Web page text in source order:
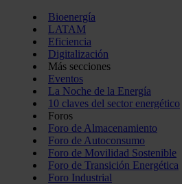
Bioenergía
LATAM
Eficiencia
Digitalización
Más secciones
Eventos
La Noche de la Energía
10 claves del sector energético
Foros
Foro de Almacenamiento
Foro de Autoconsumo
Foro de Movilidad Sostenible
Foro de Transición Energética
Foro Industrial